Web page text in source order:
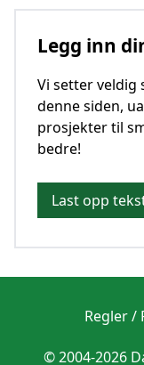
Legg inn
Vi setter veldig
denne siden,
prosjekter til
bedre!
Last opp
Regler /
© 2004-2026